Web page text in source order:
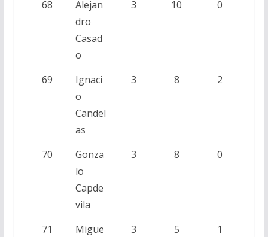
68
Alejan
dro
Casad
o
3 10 0
69
Ignaci
o
Candel
as
3 8 2
70
Gonza
lo
Capde
vila
3 8 0
71
Migue
3 5 1